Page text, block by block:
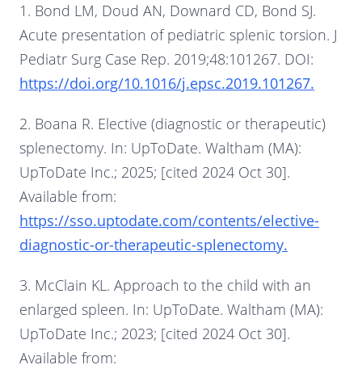
1. Bond LM, Doud AN, Downard CD, Bond SJ.
Acute presentation of pediatric splenic torsion. J
Pediatr Surg Case Rep. 2019;48:101267. DOI:
https://doi.org/10.1016/j.epsc.2019.101267.
2. Boana R. Elective (diagnostic or therapeutic)
splenectomy. In: UpToDate. Waltham (MA):
UpToDate Inc.; 2025; [cited 2024 Oct 30].
Available from:
https://sso.uptodate.com/contents/elective-
diagnostic-or-therapeutic-splenectomy.
3. McClain KL. Approach to the child with an
enlarged spleen. In: UpToDate. Waltham (MA):
UpToDate Inc.; 2023; [cited 2024 Oct 30].
Available from: